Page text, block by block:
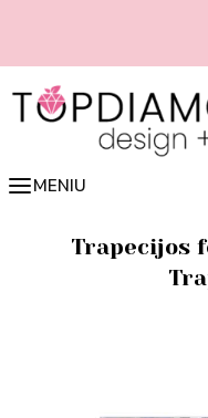
💍 Susikurk tobulą
MENIU
Trapecijos